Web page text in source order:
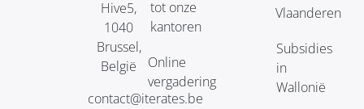
Hive5,
1040
Brussel,
België
contact@iterates.be
tot onze
kantoren
Online
vergadering
Vlaanderen
Subsidies
in
Wallonië